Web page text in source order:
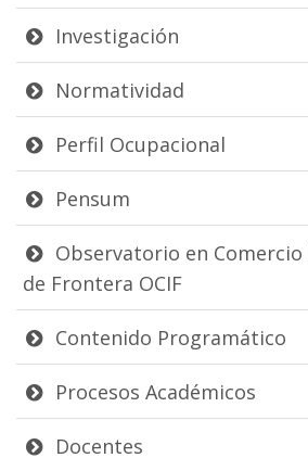
Investigación
Normatividad
Perfil Ocupacional
Pensum
Observatorio en
de Frontera OCIF
Contenido Programático
Procesos Académicos
Docentes